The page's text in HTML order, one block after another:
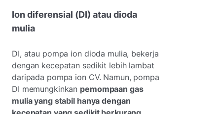
Ion diferensial (DI) atau dioda
mulia
DI, atau pompa ion dioda mulia, bekerja
dengan kecepatan sedikit lebih lambat
daripada pompa ion CV. Namun, pompa
DI memungkinkan pemompaan gas
mulia yang stabil hanya dengan